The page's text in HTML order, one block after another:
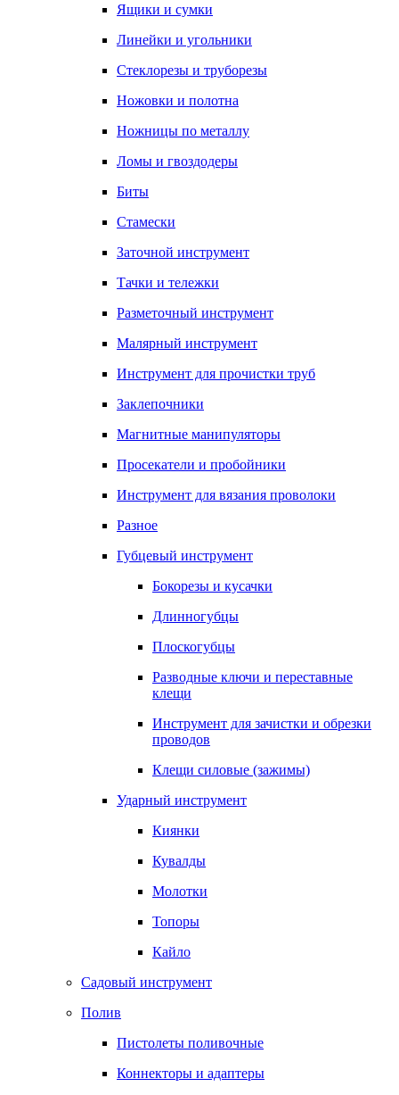
Ящики и сумки
Линейки и угольники
Стеклорезы и труборезы
Ножовки и полотна
Ножницы по металлу
Ломы и гвоздодеры
Биты
Стамески
Заточной инструмент
Тачки и тележки
Разметочный инструмент
Малярный инструмент
Инструмент для прочистки труб
Заклепочники
Магнитные манипуляторы
Просекатели и пробойники
Инструмент для вязания проволоки
Разное
Губцевый инструмент
Бокорезы и кусачки
Длинногубцы
Плоскогубцы
Разводные ключи и переставные
клещи
Инструмент для зачистки и обрезки
проводов
Клещи силовые (зажимы)
Ударный инструмент
Киянки
Кувалды
Молотки
Топоры
Кайло
Садовый инструмент
Полив
Пистолеты поливочные
Коннекторы и адаптеры